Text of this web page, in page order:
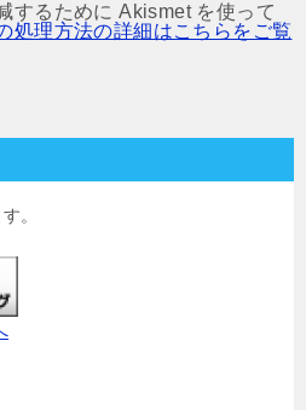
するために Akismet を使って
処理方法の詳細はこちらをご覧
。